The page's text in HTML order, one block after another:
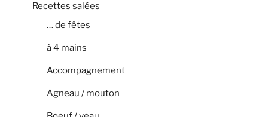
Recettes salées
… de fêtes
à 4 mains
Accompagnement
Agneau / mouton